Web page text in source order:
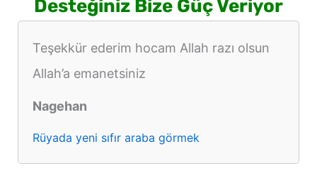
Desteğiniz Bize Güç Veriyor
Teşekkür ederim hocam Allah razı olsun
Allah’a emanetsiniz
Nagehan
Rüyada yeni sıfır araba görmek